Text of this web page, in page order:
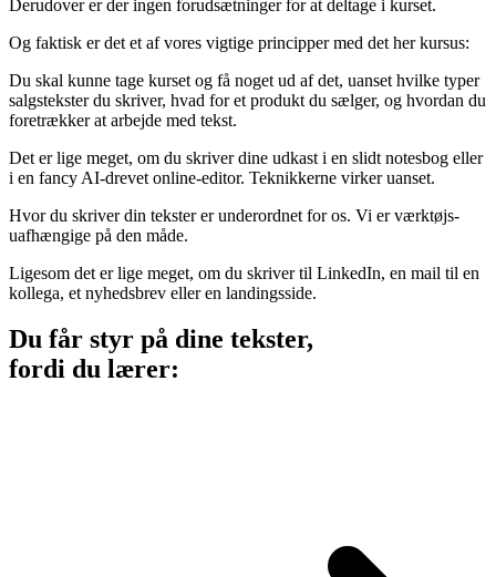
Derudover er der ingen forudsætninger for at deltage i kurset.
Og faktisk er det et af vores vigtige principper med det her kursus:
Du skal kunne tage kurset og få noget ud af det, uanset hvilke typer
salgstekster du skriver, hvad for et produkt du sælger, og hvordan du
foretrækker at arbejde med tekst.
Det er lige meget, om du skriver dine udkast i en slidt notesbog eller
i en fancy AI-drevet online-editor. Teknikkerne virker uanset.
Hvor du skriver din tekster er underordnet for os. Vi er værktøjs-
uafhængige på den måde.
Ligesom det er lige meget, om du skriver til LinkedIn, en mail til en
kollega, et nyhedsbrev eller en landingsside.
Du får styr på dine tekster,
fordi du lærer: